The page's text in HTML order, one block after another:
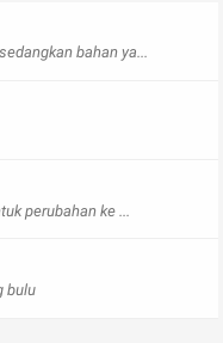
bahan ya...
perubahan ke ...
bulu